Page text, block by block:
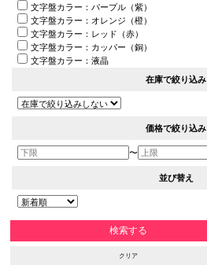
文字盤カラー：パープル（紫）
文字盤カラー：オレンジ（橙）
文字盤カラー：レッド（赤）
文字盤カラー：カッパー（銅）
文字盤カラー：液晶
在庫で絞り込み
価格で絞り込み
〜
並び替え
クリア